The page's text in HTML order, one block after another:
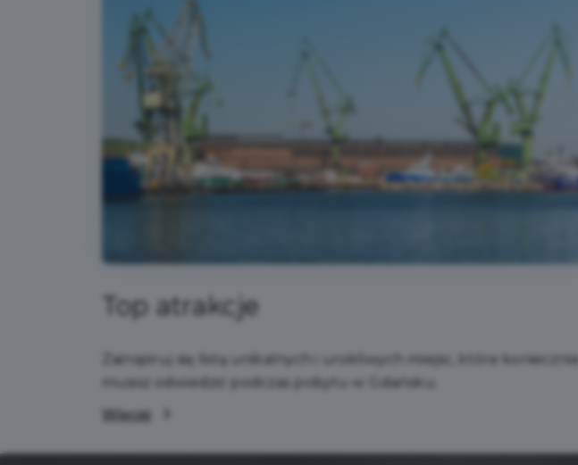
Top atrakcje
Zainspiruj się listą unikalnych i urokliwych miejsc, które koniecznie
musisz odwiedzić podczas pobytu w Gdańsku.
Więcej